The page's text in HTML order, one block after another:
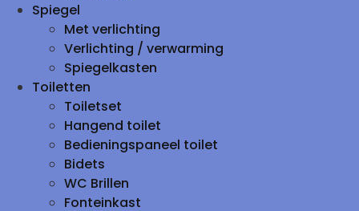
Spiegel
Met verlichting
Verlichting / verwarming
Spiegelkasten
Toiletten
Toiletset
Hangend toilet
Bedieningspaneel toilet
Bidets
WC Brillen
Fonteinkast